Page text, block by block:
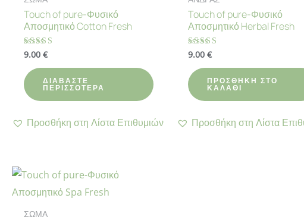
Touch of pure-Φυσικό
Αποσμητικό Cotton Fresh
Βαθμολογήθηκε
4.70
από 5
9.00 €
ΔΙΑΒΆΣΤΕ
ΠΕΡΙΣΣΌΤΕΡΑ
Προσθήκη στη Λίστα Επιθυμιών
Touch of pure-Φυσικό
Αποσμητικό Herbal Fresh
Βαθμολογήθηκε
4.90
από 5
9.00€
ΠΡΟΣΘΉΚΗ ΣΤΟ
ΚΑΛΆΘΙ
Προσθήκη στη Λίστα
ΣΩΜΑ